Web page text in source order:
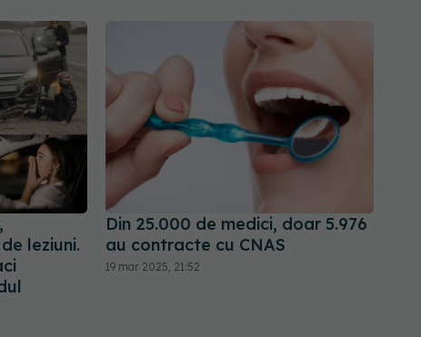
leziuni.
Din 25.000 de medici, doar 5.976
au contracte cu CNAS
19 mar 2025, 21:52